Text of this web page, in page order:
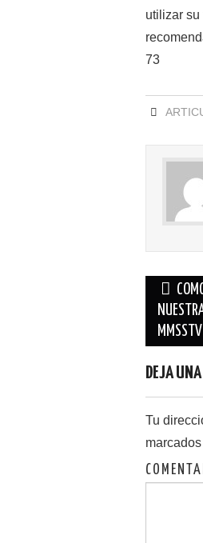
utilizar
73
de
entradas
MMSSTV
DEJA
Tu